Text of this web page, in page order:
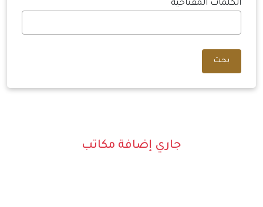
الكلمات المفتاحية
بحث
جاري إضافة مكاتب